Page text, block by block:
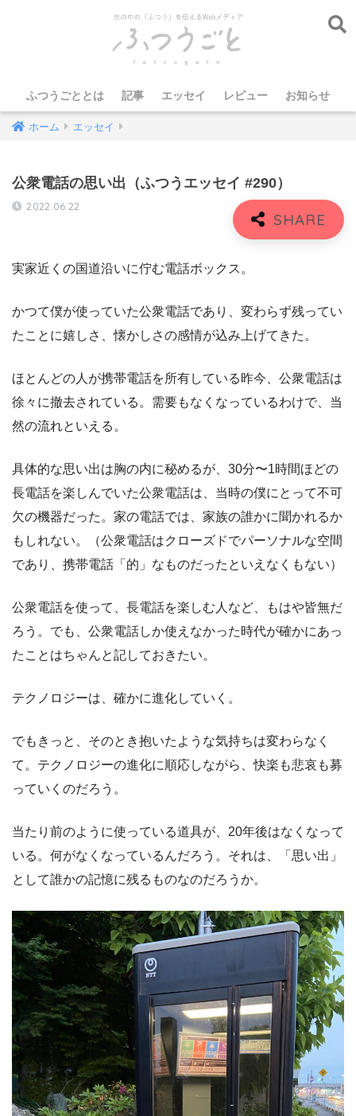
ふつうごととは 記事 エッセイ レビュー お知らせ
ホーム エッセイ
公衆電話の思い出（ふつうエッセイ #290）
2022.06.22
実家近くの国道沿いに佇む電話ボックス。
かつて僕が使っていた公衆電話であり、変わらず残ってい
たことに嬉しさ、懐かしさの感情が込み上げてきた。
ほとんどの人が携帯電話を所有している昨今、公衆電話は
徐々に撤去されている。需要もなくなっているわけで、当
然の流れといえる。
具体的な思い出は胸の内に秘めるが、30分〜1時間ほどの
長電話を楽しんでいた公衆電話は、当時の僕にとって不可
欠の機器だった。家の電話では、家族の誰かに聞かれるか
もしれない。（公衆電話はクローズドでパーソナルな空間
であり、携帯電話「的」なものだったといえなくもない）
公衆電話を使って、長電話を楽しむ人など、もはや皆無だ
ろう。でも、公衆電話しか使えなかった時代が確かにあっ
たことはちゃんと記しておきたい。
テクノロジーは、確かに進化していく。
でもきっと、そのとき抱いたような気持ちは変わらなく
て。テクノロジーの進化に順応しながら、快楽も悲哀も募
っていくのだろう。
当たり前のように使っている道具が、20年後はなくなって
いる。何がなくなっているんだろう。それは、「思い出」
として誰かの記憶に残るものなのだろうか。